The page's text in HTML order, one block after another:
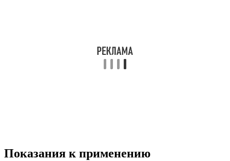
Показания к применению